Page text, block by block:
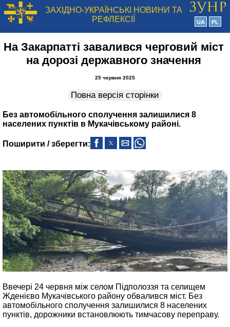
ЗАХІДНО-УКРАЇНСЬКІ НОВИНИ ТА
РЕФЛЕКСІЇ
UA PL
На Закарпатті завалився черговий міст
на дорозі державного значення
25 червня 2025
Повна версія сторінки
Без автомобільного сполучення залишилися 8
населених пунктів в Мукачівському районі.
Поширити / зберегти:
Ввечері 24 червня між селом Підполоззя та селищем
Жденієво Мукачівського району обвалився міст. Без
автомобільного сполучення залишилися 8 населених
пунктів, дорожники встановлюють тимчасову переправу.